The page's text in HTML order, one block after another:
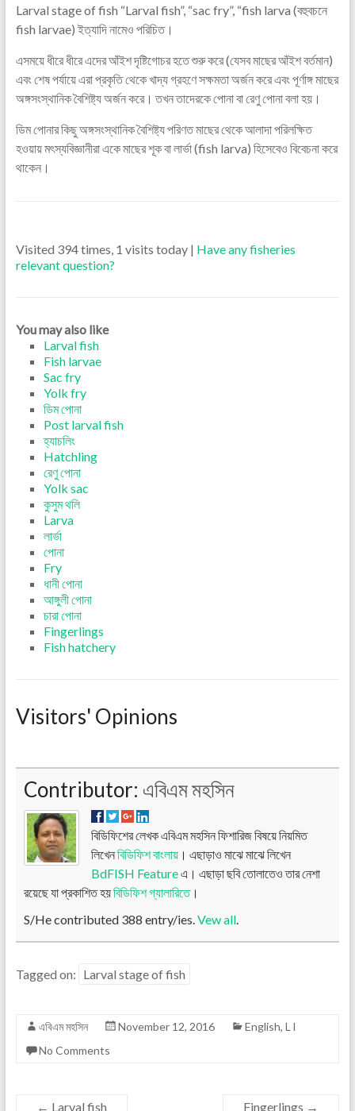
Larval stage of fish “Larval fish”, “sac fry”, “fish larva (বহুবচনে
fish larvae) ইত্যাদি নামেও পরিচিত।
এসময়ে ধীরে ধীরে এদের আঁইশ দৃষ্টিগোচর হতে শুরু করে (যেসব মাছের আঁইশ বর্তমান)
এবং শেষ পর্যায়ে এরা প্রকৃতি থেকে খাদ্য গ্রহণে সক্ষমতা অর্জন করে এবং পূর্ণাঙ্গ মাছের
অঙ্গসংস্থানিক বৈশিষ্ট্য অর্জন করে। তখন তাদেরকে পোনা বা রেণু পোনা বলা হয়।
ডিম পোনার কিছু অঙ্গসংস্থানিক বৈশিষ্ট্য পরিণত মাছের থেকে আলাদা পরিলক্ষিত
হওয়ায় মৎস্যবিজ্ঞানীরা একে মাছের শূক বা লার্ভা (fish larva) হিসেবেও বিবেচনা করে
থাকেন।
Visited 394 times, 1 visits today | Have any fisheries
relevant question?
You may also like
Larval fish
Fish larvae
Sac fry
Yolk fry
ডিম পোনা
Post larval fish
হ্যাচলিং
Hatchling
রেণু পোনা
Yolk sac
কুসুম থলি
Larva
লার্ভা
পোনা
Fry
ধানী পোনা
আঙ্গুলী পোনা
চারা পোনা
Fingerlings
Fish hatchery
Visitors' Opinions
Contributor: এবিএম মহসিন
বিডিফিশের লেখক এবিএম মহসিন ফিশারিজ বিষয়ে নিয়মিত
লিখেনবিডিফিশ বাংলায়। এছাড়াও মাঝে মাঝে লিখেন
BdFISH Featureএ। এছাড়া ছবি তোলাতেও তার নেশা
রয়েছে যা প্রকাশিত হয়বিডিফিশ গ্যালারিতে।
S/He contributed 388 entry/ies.Vew all.
Tagged on: Larval stage of fish
এবিএম মহসিন November 12, 2016 English, L l
No Comments
← Larval fish Fingerlings →